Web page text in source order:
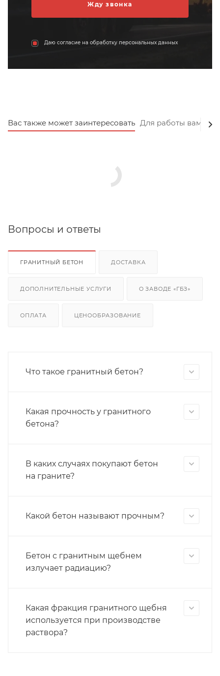
Даю согласие на обработку персональных данных
Вас также может заинтересовать Для работы вам
Вопросы и ответы
ГРАНИТНЫЙ БЕТОН ДОСТАВКА
ДОПОЛНИТЕЛЬНЫЕ УСЛУГИ О ЗАВОДЕ «ГБЗ»
ОПЛАТА ЦЕНООБРАЗОВАНИЕ
Что такое гранитный бетон?
Какая прочность у гранитного
бетона?
В каких случаях покупают бетон
на граните?
Какой бетон называют прочным?
Бетон с гранитным щебнем
излучает радиацию?
Какая фракция гранитного щебня
используется при производстве
раствора?